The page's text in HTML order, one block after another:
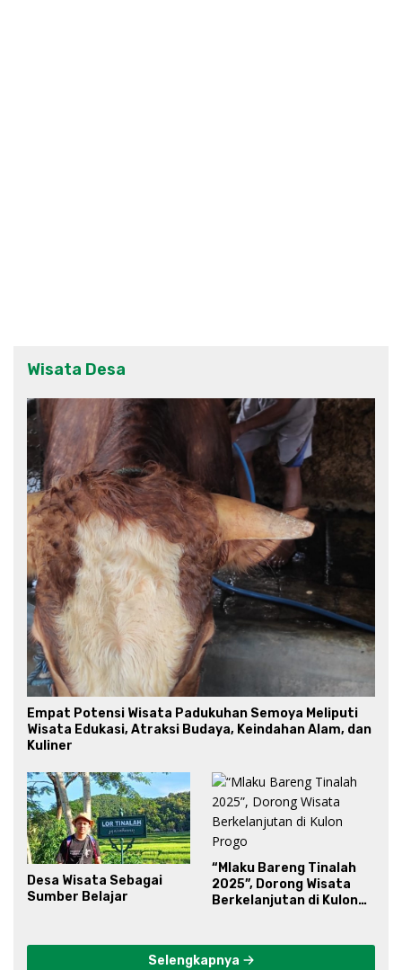
Wisata Desa
Empat Potensi Wisata Padukuhan Semoya Meliputi
Wisata Edukasi, Atraksi Budaya, Keindahan Alam, dan
Kuliner
Desa Wisata Sebagai
Sumber Belajar
“Mlaku Bareng Tinalah
2025”, Dorong Wisata
Berkelanjutan di Kulon
Selengkapnya